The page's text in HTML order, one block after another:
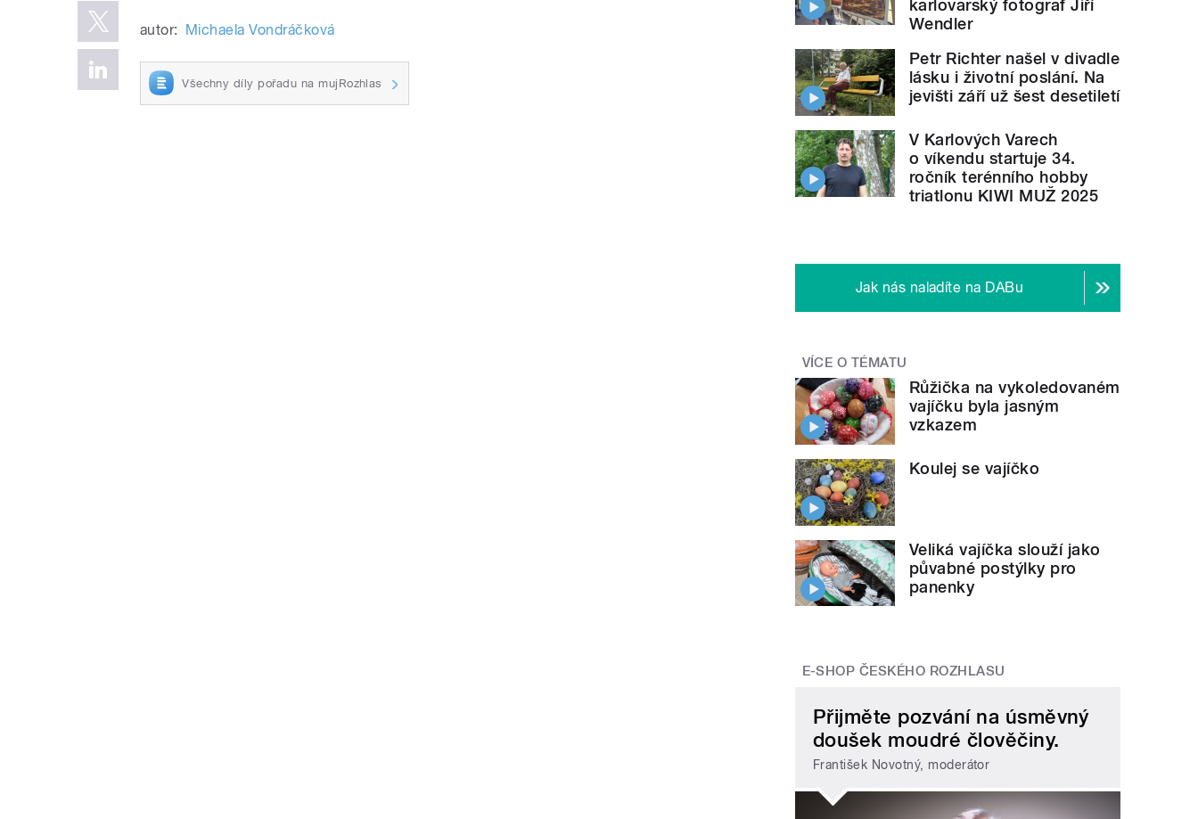
autor: Michaela Vondráčková
Všechny díly pořadu na mujRozhlas
karlovarský fotograf Jiří
Wendler
Petr Richter našel v divadle
lásku i životní poslání. Na
jevišti září už šest desetiletí
V Karlových Varech
o víkendu startuje 34.
ročník terénního hobby
triatlonu KIWI MUŽ 2025
Jak nás naladíte na DABu
VÍCE O TÉMATU
Růžička na vykoledovaném
vajíčku byla jasným
vzkazem
Koulej se vajíčko
Veliká vajíčka slouží jako
půvabné postýlky pro
panenky
E-SHOP ČESKÉHO ROZHLASU
Přijměte pozvání na úsměvný
doušek moudré člověčiny.
František Novotný, moderátor